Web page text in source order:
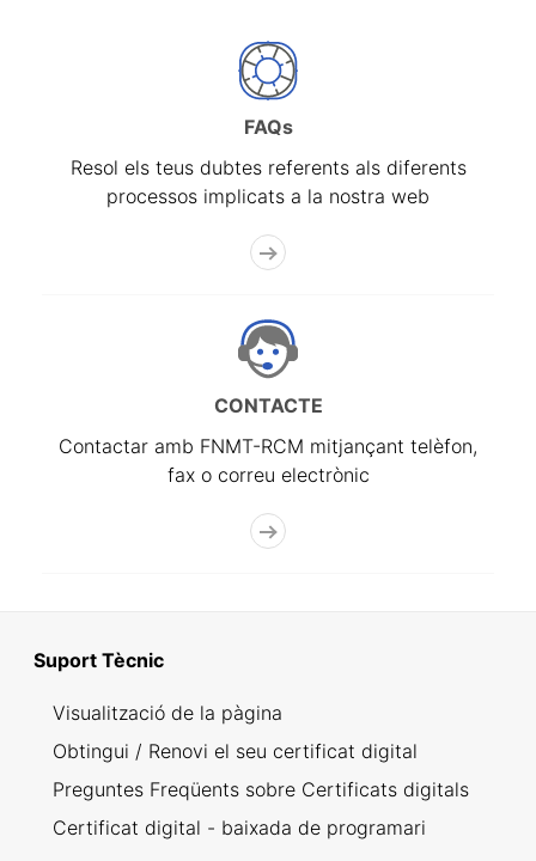
FAQs
Resol els teus dubtes referents als diferents
processos implicats a la nostra web
CONTACTE
Contactar amb FNMT-RCM mitjançant telèfon,
fax o correu electrònic
Suport Tècnic
Visualització de la pàgina
Obtingui / Renovi el seu certificat digital
Preguntes Freqüents sobre Certificats digitals
Certificat digital - baixada de programari